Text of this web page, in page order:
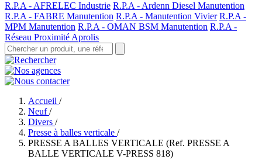
R.P.A - AFRELEC Industrie R.P.A - Ardenn Diesel Manutention
R.P.A - FABRE Manutention R.P.A - Manutention Vivier R.P.A -
MPM Manutention R.P.A - OMAN BSM Manutention R.P.A -
Réseau Proximité Aprolis
Accueil /
Neuf/
Divers /
Presse à balles verticale /
PRESSE A BALLES VERTICALE (Ref. PRESSE A
BALLE VERTICALE V-PRESS 818)